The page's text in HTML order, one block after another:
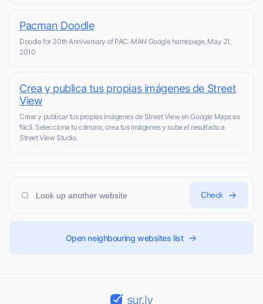
Pacman Doodle
Doodle for 30th Anniversary of PAC-MAN Google homepage, May 21,
2010
Crea y publica tus propias imágenes de Street
View
Crear y publicar tus propias imágenes de Street View en Google Maps es
fácil. Selecciona tu cámara, crea tus imágenes y sube el resultado a
Street View Studio.
Check
Open neighbouring websites list
sur.ly